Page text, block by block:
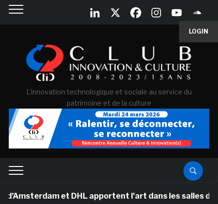
LOGIN
L'innovation technologique et sociale au service du
patrimoine et de la culture
et DHL apportent l’art dans les salles de classe